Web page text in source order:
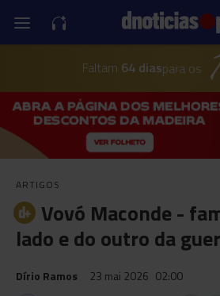
Faltam 64 diaspara os
ARTIGOS
Vovó Maconde -
lado e do outro da
Dírio Ramos 23 mai 2026 02:00